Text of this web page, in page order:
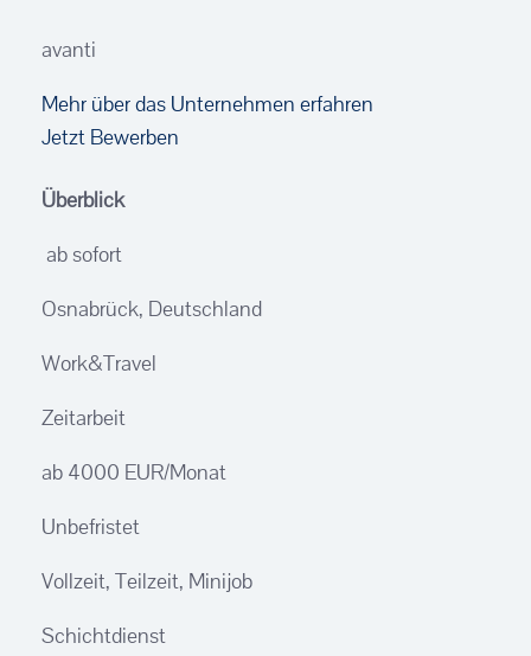
avanti
Mehr über das Unternehmen erfahren
Jetzt Bewerben
Überblick
ab sofort
Osnabrück, Deutschland
Work&Travel
Zeitarbeit
ab 4000 EUR/Monat
Unbefristet
Vollzeit, Teilzeit, Minijob
Schichtdienst